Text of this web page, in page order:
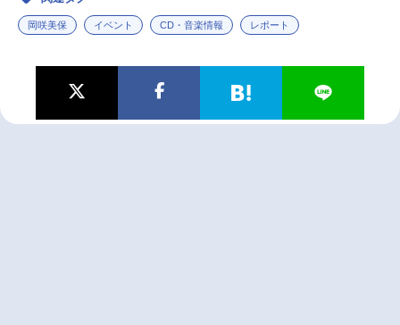
岡咲美保 イベント CD・音楽情報 レポート